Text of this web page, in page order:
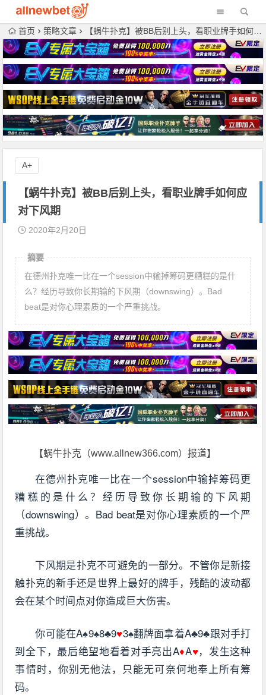
首页 策略文章 【蜗牛扑克】被BB后别上头，看职业牌手如何应对下风期
【蜗牛扑克】被BB后别上头，看职业牌手如何应
对下风期
2020年2月20日
摘要
在德州扑克唯一比在一个session中输掉筹码更糟糕的是什
么？经历导致你长期输的下风期（downswing）。Bad
beat是对你心理素质的一个严重挑战。
【蜗牛扑克（www.allnew366.com）报道】
在德州扑克唯一比在一个session中输掉筹码更
糟糕的是什么？经历导致你长期输的下风期
（downswing）。Bad beat是对你心理素质的一个严
重挑战。
下风期是扑克不可避免的一部分。不管你是新接
触扑克的新手还是世界上最好的牌手，残酷的波动都
会在某个时间点对你造成巨大伤害。
你可能在A♠9♠8♣9♥3♠翻牌面拿着A♣9♣跟对手打
到全下，最后绝望地看着对手亮出A♦A♥，发生这种
事情时，你别无他法，只能无可奈何地奉上所有筹
码。
A+